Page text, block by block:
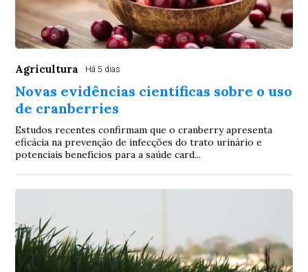
Agricultura Há 5 dias
Novas evidências científicas sobre o uso
de cranberries
Estudos recentes confirmam que o cranberry apresenta
eficácia na prevenção de infecções do trato urinário e
potenciais benefícios para a saúde card...